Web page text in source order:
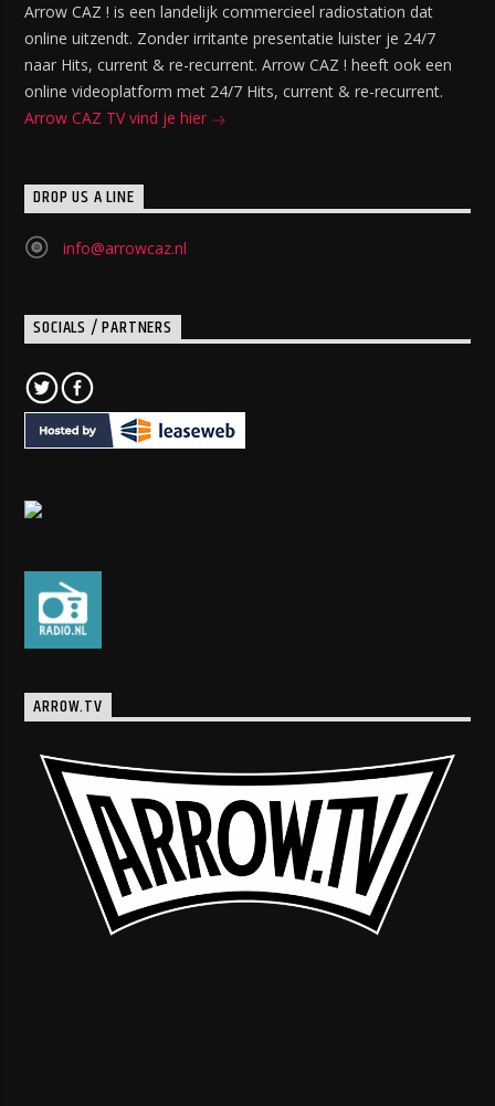
Arrow CAZ ! is een landelijk commercieel radiostation dat
online uitzendt. Zonder irritante presentatie luister je 24/7
naar Hits, current & re-recurrent. Arrow CAZ ! heeft ook een
online videoplatform met 24/7 Hits, current & re-recurrent.
Arrow CAZ TV vind je hier
DROP US A LINE
info@arrowcaz.nl
SOCIALS / PARTNERS
ARROW.TV